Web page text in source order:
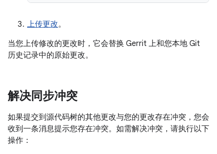
上传更改。
当您上传修改的更改时，它会替换 Gerrit 上和您本地 Git
历史记录中的原始更改。
解决同步冲突
如果提交到源代码树的其他更改与您的更改存在冲突，您会
收到一条消息提示您存在冲突。如需解决冲突，请执行以下
操作：